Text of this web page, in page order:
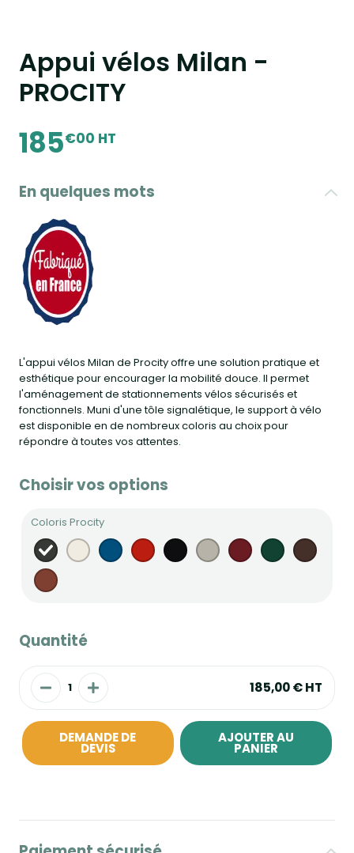
Appui vélos Milan -
PROCITY
185€00 HT
En quelques mots
L'appui vélos Milan de Procity offre une solution pratique et
esthétique pour encourager la mobilité douce. Il permet
l'aménagement de stationnements vélos sécurisés et
fonctionnels. Muni d'une tôle signalétique, le support à vélo
est disponible en de nombreux coloris au choix pour
répondre à toutes vos attentes.
Choisir vos options
Coloris Procity
Quantité
185,00 €HT
DEMANDE DE
DEVIS
AJOUTER AU
PANIER